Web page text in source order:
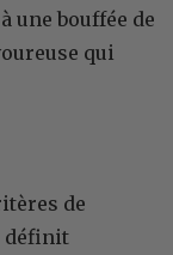
une bouffée de
qui
de
définit